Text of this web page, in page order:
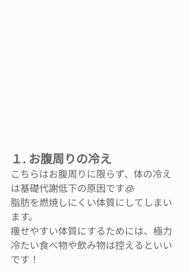
１. お腹周りの冷え
こちらはお腹周りに限らず、体の冷え
は基礎代謝低下の原因です🧊
脂肪を燃焼しにくい体質にしてしまい
ます。
痩せやすい体質にするためには、極力
冷たい食べ物や飲み物は控えるといい
です！